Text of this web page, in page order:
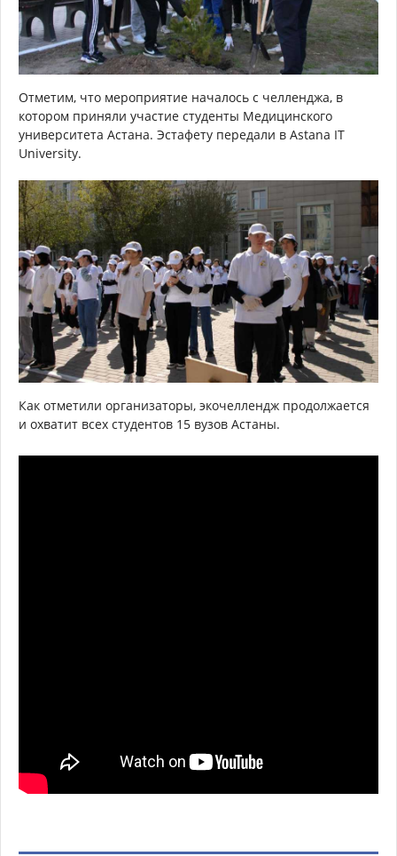
Отметим, что мероприятие началось с челленджа, в
котором приняли участие студенты Медицинского
университета Астана. Эстафету передали в Astana IT
University.
Как отметили организаторы, экочеллендж продолжается
и охватит всех студентов 15 вузов Астаны.